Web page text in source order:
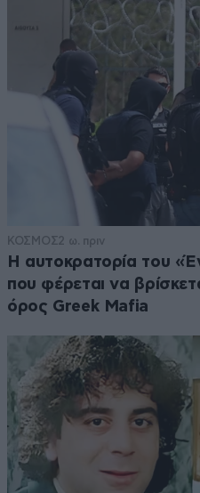
ΚΟΣΜΟΣ2 ω. πριν
Η αυτοκρατορία του
που φέρεται να
όρος Greek Mafia